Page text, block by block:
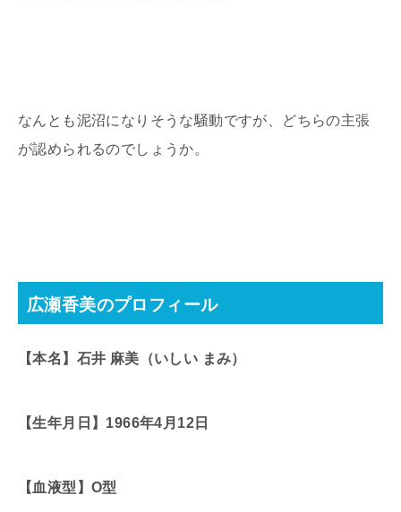
なんとも泥沼になりそうな騒動ですが、どちらの主張
が認められるのでしょうか。
広瀬香美のプロフィール
【本名】石井 麻美（いしい まみ）
【生年月日】1966年4 月12 日
【血液型】O型